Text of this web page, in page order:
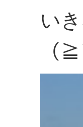
い
（